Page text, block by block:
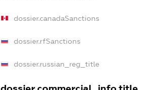
dossier.canadaSanctions
dossier.rfSanctions
dossier.russian_reg_title